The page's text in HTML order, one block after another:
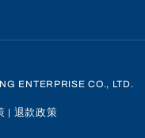
ENTERPRISE CO., LTD.
| 退款政策